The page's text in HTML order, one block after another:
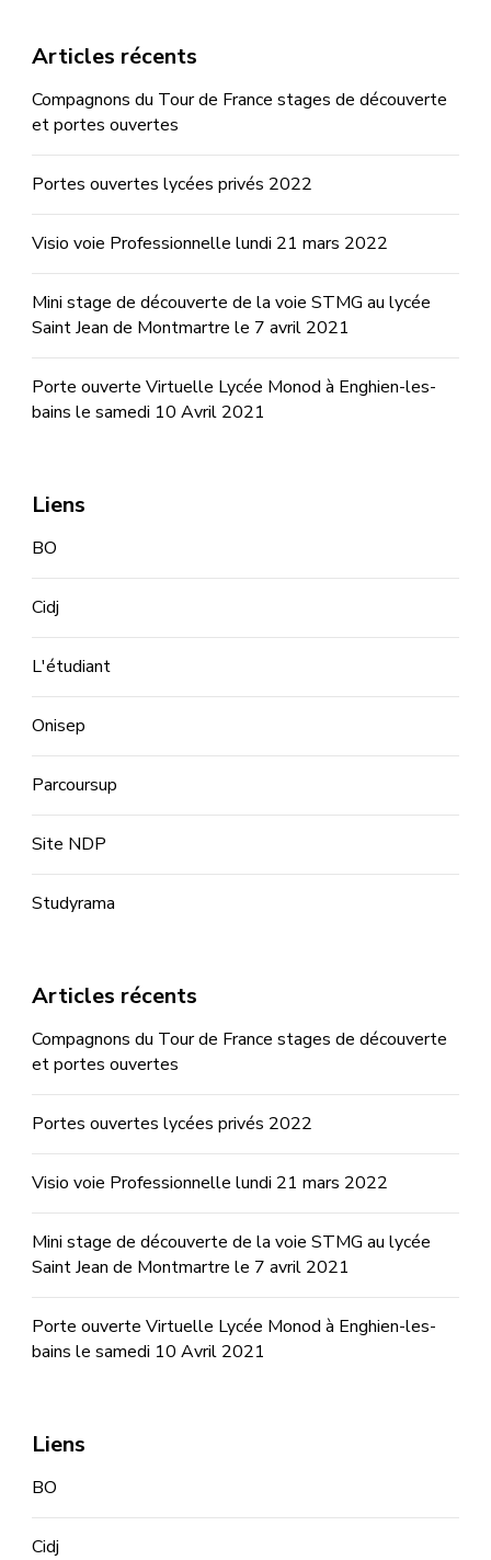
Articles récents
Compagnons du Tour de France stages de découverte
et portes ouvertes
Portes ouvertes lycées privés 2022
Visio voie Professionnelle lundi 21 mars 2022
Mini stage de découverte de la voie STMG au lycée
Saint Jean de Montmartre le 7 avril 2021
Porte ouverte Virtuelle Lycée Monod à Enghien-les-
bains le samedi 10 Avril 2021
Liens
BO
Cidj
L'étudiant
Onisep
Parcoursup
Site NDP
Studyrama
Articles récents
Compagnons du Tour de France stages de découverte
et portes ouvertes
Portes ouvertes lycées privés 2022
Visio voie Professionnelle lundi 21 mars 2022
Mini stage de découverte de la voie STMG au lycée
Saint Jean de Montmartre le 7 avril 2021
Porte ouverte Virtuelle Lycée Monod à Enghien-les-
bains le samedi 10 Avril 2021
Liens
BO
Cidj